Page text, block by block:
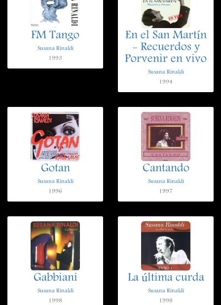
FM Tango
Susana Rinaldi
1993
En el San Martín
- Recuerdos y
Porvenir en vivo
Susana Rinaldi
1994
Gotan
Susana Rinaldi
1996
Cantando
Susana Rinaldi
1997
Gabbiani
Susana Rinaldi
1998
La última curda
Susana Rinaldi
1998